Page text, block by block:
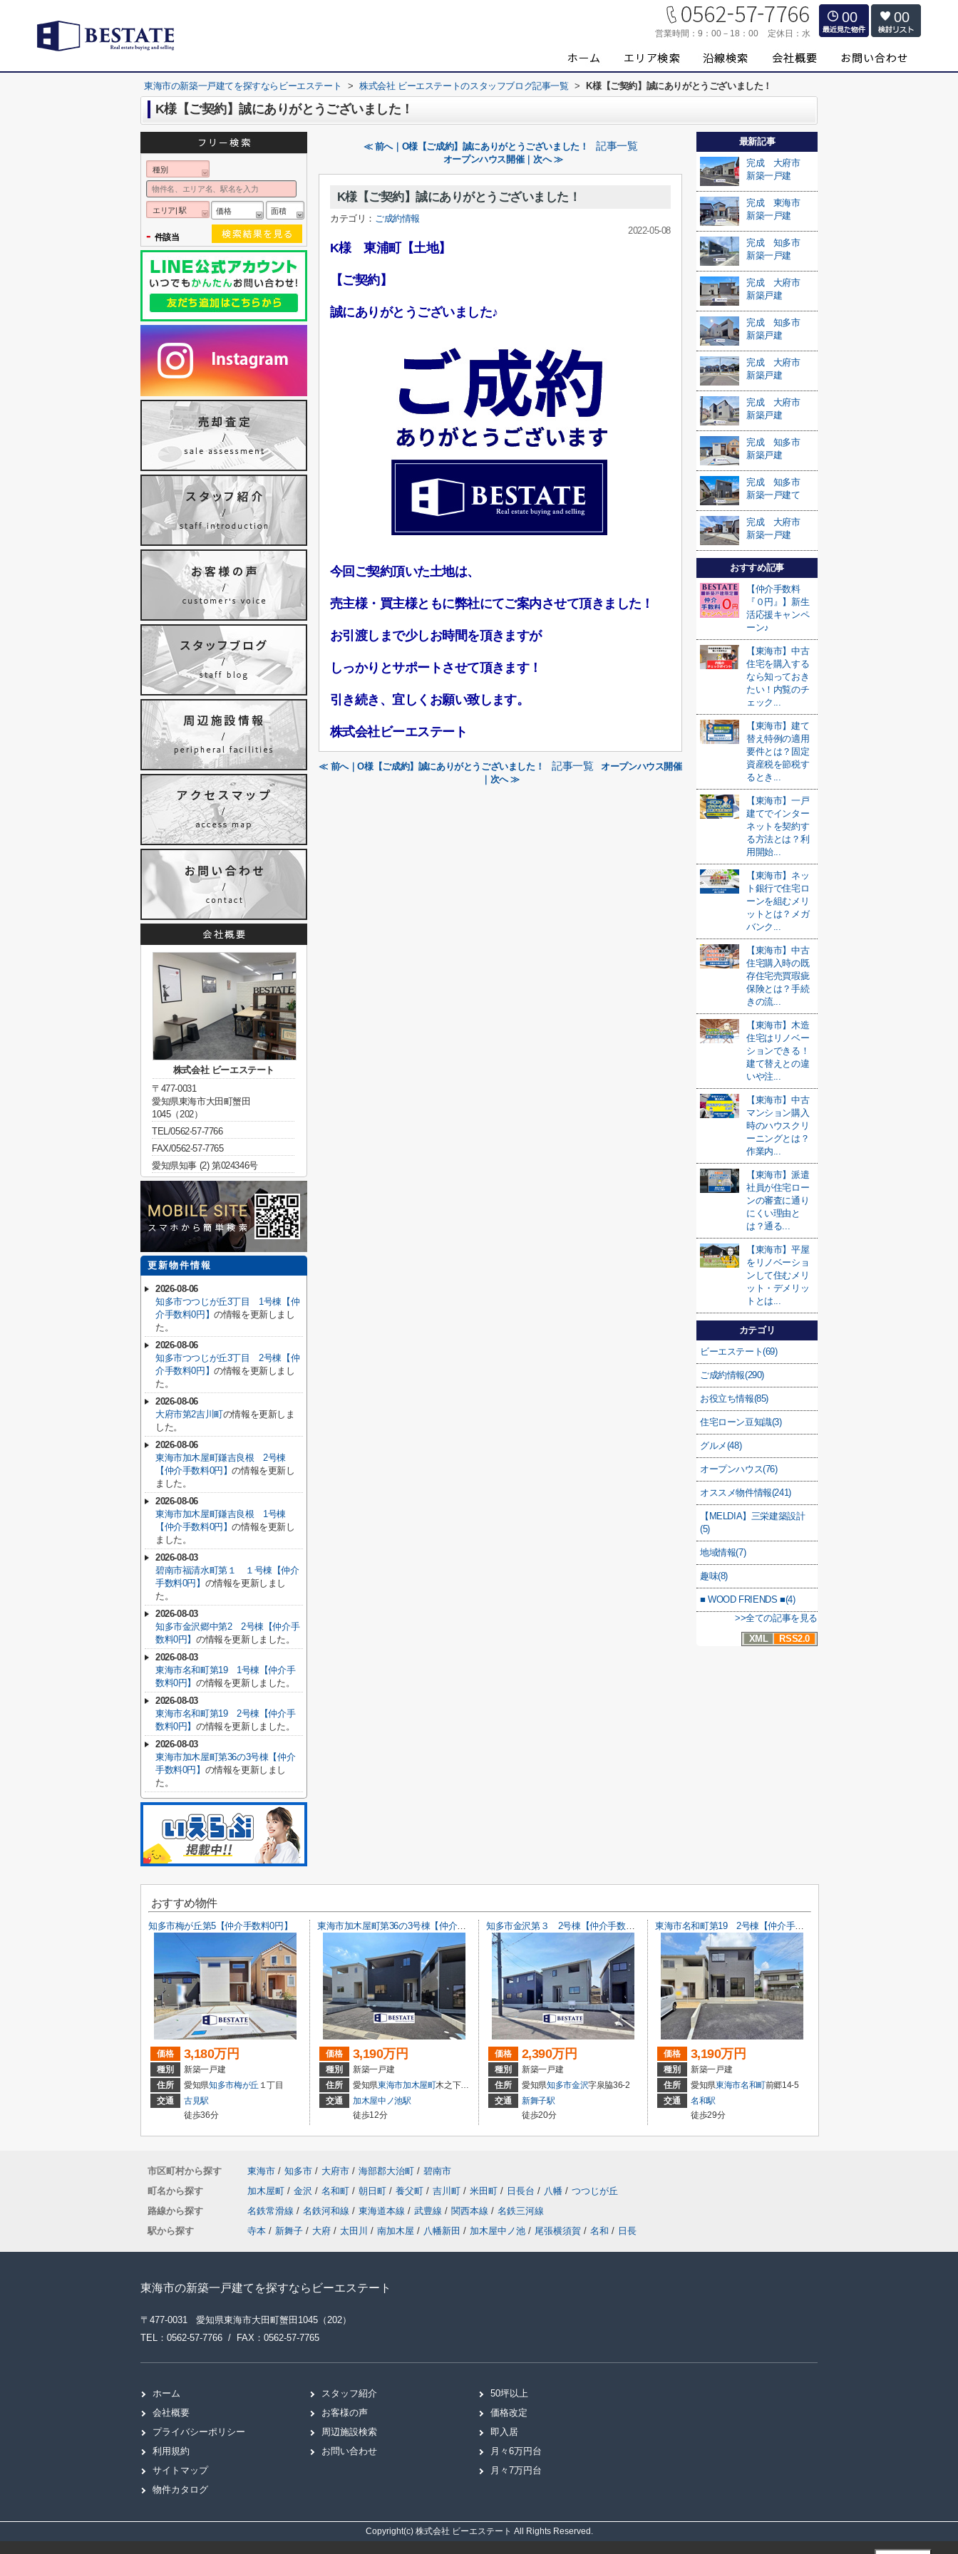
営業時間： 9：00－18：00 定休日： 水
00 00
東海市の新築一戸建てを探すならビーエステート > 株式会社 ビーエステートのスタッフブログ記事一覧 > K様【ご契約】誠にありがとうございました！
K様【ご契約】誠にありがとうございました！
≪ 前へ｜O様【ご成約】誠にありがとうございました！ 記事一覧
オープンハウス開催｜次へ ≫
K様【ご契約】誠にありがとうございました！
カテゴリ： ご成約情報
2022-05-08
K様 東浦町【土地】
【ご契約】
誠にありがとうございました♪
今回ご契約頂いた土地は、
売主様・買主様ともに弊社にてご案内させて頂きました！
お引渡しまで少しお時間を頂きますが
しっかりとサポートさせて頂きます！
引き続き、宜しくお願い致します。
株式会社ビーエステート
≪ 前へ｜O様【ご成約】誠にありがとうございました！ 記事一覧
オープンハウス開催
｜次へ ≫
最新記事
完成 大府市
新築一戸建
完成 東海市
新築一戸建
完成 知多市
新築一戸建
完成 大府市
新築戸建
完成 知多市
新築戸建
完成 大府市
新築戸建
完成 大府市
新築戸建
完成 知多市
新築戸建
完成 知多市
新築一戸建て
完成 大府市
新築一戸建
おすすめ記事
【仲介手数料
『０円』】新生
活応援キャンペ
ーン♪
【東海市】中古
住宅を購入する
なら知っておき
たい！内覧のチ
ェック...
【東海市】建て
替え特例の適用
要件とは？固定
資産税を節税す
るとき...
【東海市】一戸
建てでインター
ネットを契約す
る方法とは？利
用開始...
【東海市】ネッ
ト銀行で住宅ロ
ーンを組むメリ
ットとは？メガ
バンク...
【東海市】中古
住宅購入時の既
存住宅売買瑕疵
保険とは？手続
きの流...
【東海市】木造
住宅はリノベー
ションできる！
建て替えとの違
いや注...
【東海市】中古
マンション購入
時のハウスクリ
ーニングとは？
作業内...
【東海市】派遣
社員が住宅ロー
ンの審査に通り
にくい理由と
は？通る...
【東海市】平屋
をリノベーショ
ンして住むメリ
ット・デメリッ
トとは...
カテゴリ
ビーエステート(69)
ご成約情報(290)
お役立ち情報(85)
住宅ローン豆知識(3)
グルメ(48)
オープンハウス(76)
オススメ物件情報(241)
【MELDIA】三栄建築設計
(5)
地域情報(7)
趣味(8)
■ WOOD FRIENDS ■(4)
>>全ての記事を見る
XML
RSS2.0
種別
エリア| 駅 価格 面積
- 件該当
株式会社 ビーエステート
〒477-0031
愛知県東海市大田町蟹田
1045（202）
TEL/0562-57-7766
FAX/0562-57-7765
愛知県知事 (2) 第024346号
更新物件情報
2026-08-06
知多市つつじが丘3丁目 1号棟【仲
介手数料0円】の情報を更新しまし
た。
2026-08-06
知多市つつじが丘3丁目 2号棟【仲
介手数料0円】の情報を更新しまし
た。
2026-08-06
大府市第2吉川町の情報を更新しま
した。
2026-08-06
東海市加木屋町鎌吉良根 2号棟
【仲介手数料0円】の情報を更新し
ました。
2026-08-06
東海市加木屋町鎌吉良根 1号棟
【仲介手数料0円】の情報を更新し
ました。
2026-08-03
碧南市福清水町第１ １号棟【仲介
手数料0円】 の情報を更新しまし
た。
2026-08-03
知多市金沢郷中第2 2号棟【仲介手
数料0円】の情報を更新しました。
2026-08-03
東海市名和町第19 1号棟【仲介手
数料0円】の情報を更新しました。
2026-08-03
東海市名和町第19 2号棟【仲介手
数料0円】の情報を更新しました。
2026-08-03
東海市加木屋町第36の3号棟【仲介
手数料0円】 の情報を更新しまし
た。
おすすめ物件
知多市梅が丘第5【仲介手数料0円】
価格 3,180万円
種別
新築一戸建
住所
愛知県知多市梅が丘 １丁目
交通
古見駅
徒歩36分
東海市加木屋町第36の3号棟【仲介手数料0円】
価格 3,190万円
種別
新築一戸建
住所
愛知県東海市加木屋町木之下152
交通
加木屋中ノ池駅
徒歩12分
知多市金沢第３ 2号棟【仲介手数料0円】
価格 2,390万円
種別
新築一戸建
住所
愛知県知多市金沢字泉脇36-2
交通
新舞子駅
徒歩20分
東海市名和町第19 2号棟【仲介手数料0円】
価格 3,190万円
種別
新築一戸建
住所
愛知県東海市名和町前郷14-5
交通
名和駅
徒歩29分
市区町村から探す 東海市 / 知多市 / 大府市 / 海部郡大治町 / 碧南市
町名から探す
加木屋町 / 金沢 / 名和町 / 朝日町 / 養父町 / 吉川町 / 米田町 / 日長台 / 八幡 / つつじが丘
路線から探す
名鉄常滑線 / 名鉄河和線 / 東海道本線 / 武豊線 / 関西本線 / 名鉄三河線
駅から探す
寺本 / 新舞子 / 大府 / 太田川 / 南加木屋 / 八幡新田 / 加木屋中ノ池 / 尾張横須賀 / 名和 / 日長
東海市の新築一戸建てを探すならビーエステート
〒477-0031 愛知県東海市大田町蟹田1045（202）
TEL：0562-57-7766 / FAX：0562-57-7765
ホーム
会社概要
プライバシーポリシー
利用規約
サイトマップ
物件カタログ
スタッフ紹介
お客様の声
周辺施設検索
お問い合わせ
50坪以上
価格改定
即入居
月々6万円台
月々7万円台
Copyright(c) 株式会社 ビーエステート All Rights Reserved.